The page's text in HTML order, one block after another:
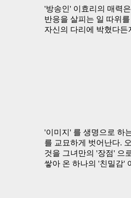
'방송인' 이효리의 매력
반응을 살피는 일 따위
자신의 다리에 박혔다
'이미지' 를 생명으로 하
를 교묘하게 벗어난다.
것을 그녀만의 '장점' 으
쌓아 온 하나의 '친밀감'